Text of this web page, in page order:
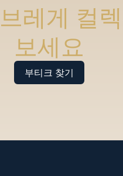
레게 컬
보세요
부티크 찾기